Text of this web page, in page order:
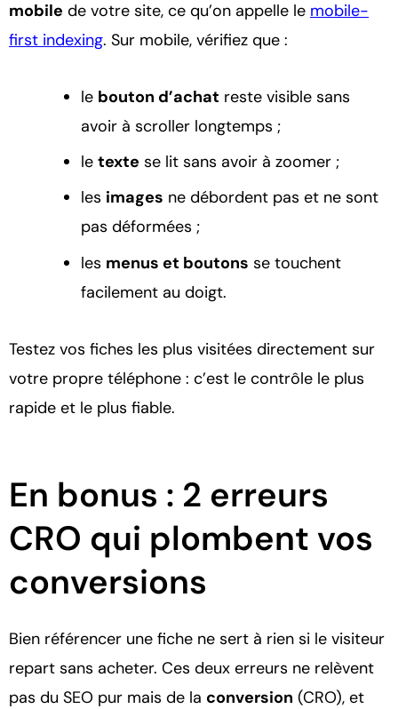
mobile de votre site, ce qu’on appelle le mobile-
first indexing. Sur mobile, vérifiez que :
le bouton d’achat reste visible sans
avoir à scroller longtemps ;
le texte se lit sans avoir à zoomer ;
les images ne débordent pas et ne sont
pas déformées ;
les menus et boutons se touchent
facilement au doigt.
Testez vos fiches les plus visitées directement sur
votre propre téléphone : c’est le contrôle le plus
rapide et le plus fiable.
En bonus : 2 erreurs
CRO qui plombent vos
conversions
Bien référencer une fiche ne sert à rien si le visiteur
repart sans acheter. Ces deux erreurs ne relèvent
pas du SEO pur mais de la conversion (CRO), et